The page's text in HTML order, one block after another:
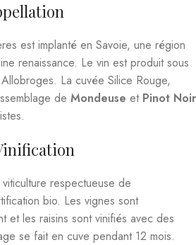
est implanté en Savoie, une région
renaissance. Le vin est produit sous
La cuvée Silice Rouge,
de Mondeuse et Pinot Noir
respectueuse de
bio. Les vignes sont
et les raisins sont vinifiés avec des
se fait en cuve pendant 12 mois.